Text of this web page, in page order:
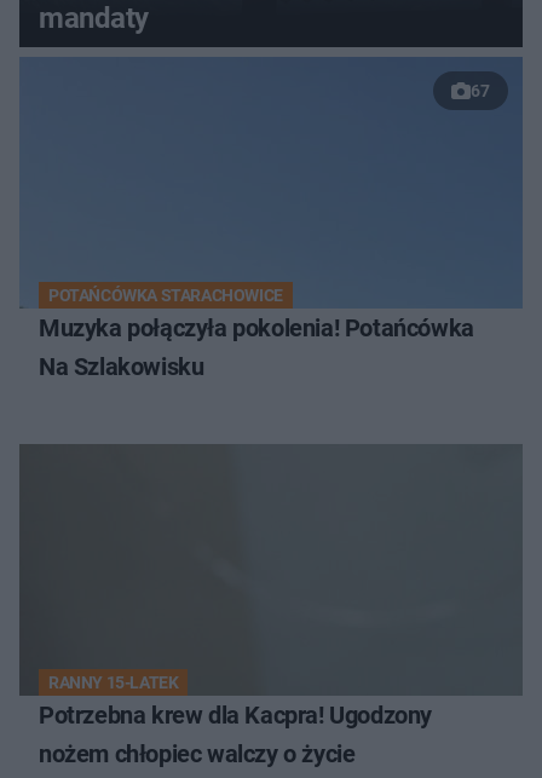
mandaty
67
POTAŃCÓWKA STARACHOWICE
Muzyka połączyła pokolenia! Potańcówka
Na Szlakowisku
RANNY 15-LATEK
Potrzebna krew dla Kacpra! Ugodzony
nożem chłopiec walczy o życie